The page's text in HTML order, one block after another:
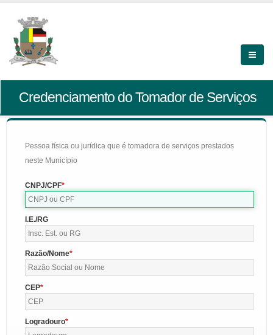
Credenciamento do Tomador de Serviços
Pessoa física ou jurídica que é tomadora de serviços prestados
neste Município
CNPJ/CPF
I.E./RG
Razão/Nome
CEP
Logradouro